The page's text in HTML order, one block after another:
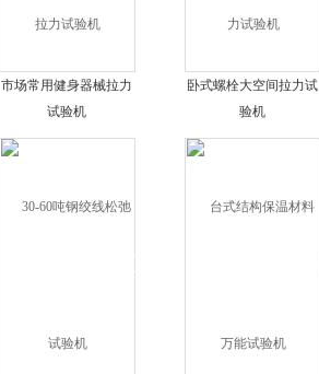
市场常用健身器械拉力
试验机
卧式螺栓大空间拉力试
验机